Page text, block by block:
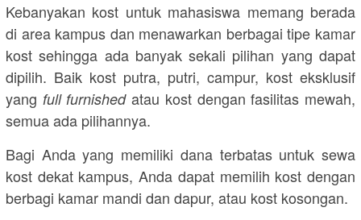
Kebanyakan kost untuk mahasiswa memang berada
di area kampus dan menawarkan berbagai tipe kamar
kost sehingga ada banyak sekali pilihan yang dapat
dipilih. Baik kost putra, putri, campur, kost eksklusif
yang full furnishedatau kost dengan fasilitas mewah,
semua ada pilihannya.
Bagi Anda yang memiliki dana terbatas untuk sewa
kost dekat kampus, Anda dapat memilih kost dengan
berbagi kamar mandi dan dapur, atau kost kosongan.